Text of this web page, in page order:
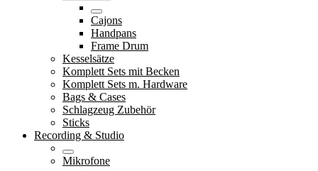
Cajons
Handpans
Frame Drum
Kesselsätze
Komplett Sets mit Becken
Komplett Sets m. Hardware
Bags & Cases
Schlagzeug Zubehör
Sticks
Recording & Studio
Mikrofone